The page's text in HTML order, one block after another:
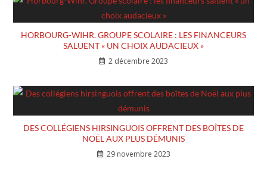
HORBOURG-WIHR. GROUPE SCOLAIRE : LES FINANCEURS
SALUENT « UN CHOIX AUDACIEUX »
2 décembre 2023
DES COLLÉGIENS HIRSINGUOIS OFFRENT DES BOÎTES DE
NOËL AUX PLUS DÉMUNIS
29 novembre 2023